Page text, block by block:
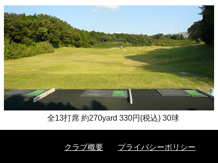
全13打席 約270yard 330円(税込) 30球
クラブ概要 プライバシーポリシー